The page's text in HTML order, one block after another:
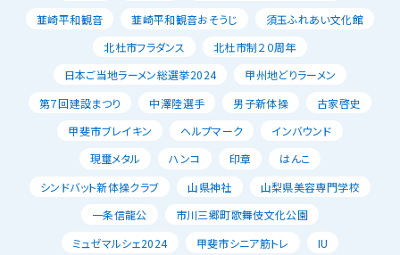
韮崎平和観音
韮崎平和観音おそうじ
須玉ふれあい文化館
北杜市フラダンス
北杜市制２０周年
日本ご当地ラーメン総選挙2024
甲州地どりラーメン
第７回建設まつり
中澤陸選手 男子新体操
古家啓史
甲斐市ブレイキン
ヘルプマーク
インバウンド
現璽メタル
ハンコ 印章
はんこ
シンドバット新体操クラブ
山県神社
山梨県美容専門学校
一条信龍公
市川三郷町歌舞伎文化公園
ミュゼマルシェ2024
甲斐市シニア筋トレ
IU